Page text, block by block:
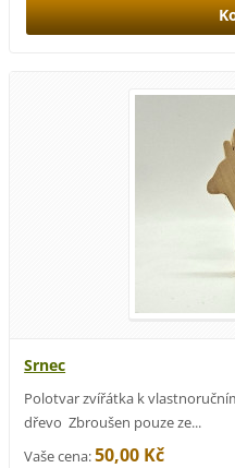
Srnec
Polotvar zvířátka k
dřevo Zbroušen pouze ze...
Vaše cena:50,00 Kč